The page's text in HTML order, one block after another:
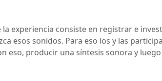
la experiencia consiste en registrar e
esos sonidos. Para eso los y las
eso, producir una síntesis sonora y